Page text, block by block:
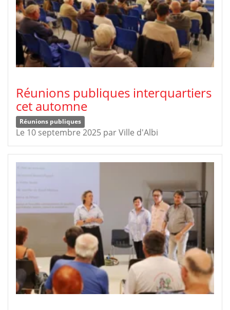
Réunions publiques interquartiers
cet automne
Réunions publiques
Le 10 septembre 2025 parVille d'Albi